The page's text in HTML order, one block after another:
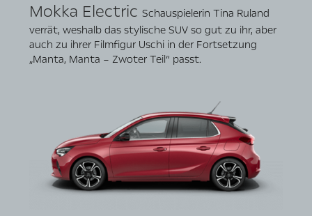
Mokka Electric Schauspielerin Tina Ruland
verrät, weshalb das stylische SUV so gut zu ihr, aber
auch zu ihrer Filmfigur Uschi in der Fortsetzung
„Manta, Manta – Zwoter Teil“ passt.